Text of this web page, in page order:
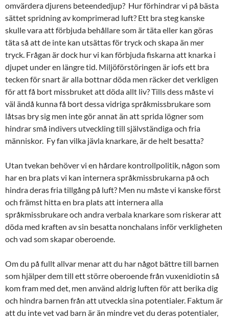
omvärdera djurens beteendedjup? Hur förhindrar vi på bästa
sättet spridning av komprimerad luft? Ett bra steg kanske
skulle vara att förbjuda behållare som är täta eller kan göras
täta så att de inte kan utsättas för tryck och skapa än mer
tryck. Frågan är dock hur vi kan förbjuda fiskarna att knarka i
djupet under en längre tid. Miljöförstöringen är iofs ett bra
tecken för snart är alla bottnar döda men räcker det verkligen
för att få bort missbruket att döda allt liv? Tills dess måste vi
väl ändå kunna få bort dessa vidriga språkmissbrukare som
låtsas bry sig men inte gör annat än att sprida lögner som
hindrar små indivers utveckling till självständiga och fria
människor. Fy fan vilka jävla knarkare, är de helt besatta?
Utan tvekan behöver vi en hårdare kontrollpolitik, någon som
har en bra plats vi kan internera språkmissbrukarna på och
hindra deras fria tillgång på luft? Men nu måste vi kanske först
och främst hitta en bra plats att internera alla
språkmissbrukare och andra verbala knarkare som riskerar att
döda med kraften av sin besatta nonchalans inför verkligheten
och vad som skapar oberoende.
Om du på fullt allvar menar att du har något bättre till barnen
som hjälper dem till ett större oberoende från vuxenidiotin så
kom fram med det, men använd aldrig luften för att berika dig
och hindra barnen från att utveckla sina potentialer. Faktum är
att du inte vet vad barn är än mindre vet du deras potentialer,